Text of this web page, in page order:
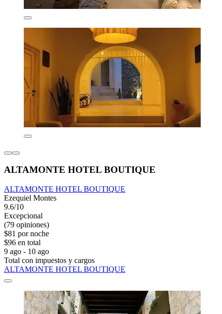
ALTAMONTE HOTEL BOUTIQUE
ALTAMONTE HOTEL BOUTIQUE
Ezequiel Montes
9.6/10
Excepcional
(79 opiniones)
$81 por noche
$96 en total
9 ago - 10 ago
Total con impuestos y cargos
ALTAMONTE HOTEL BOUTIQUE